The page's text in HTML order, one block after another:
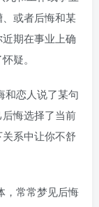
或者后悔和某
期在事业上确
疑。
和恋人说了某句
悔选择了当前
系中让你不舒
，常常梦见后悔